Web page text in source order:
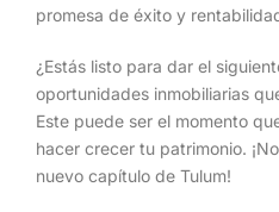
promesa de éxito y
¿Estás listo para dar el
oportunidades inmobiliarias
Este puede ser el momento
hacer crecer tu patrimonio.
nuevo capítulo de Tulum!